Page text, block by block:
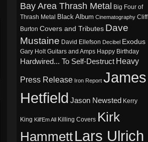
Bay Area Thrash Metal Big Four of
Thrash Metal Black Album Cinematography Cliff
Burton Covers and Tributes Dave
Mustaine David Ellefson Decibel Exodus
Gary Holt Guitars and Amps Happy Birthday
Hardwired... To Self-Destruct Heavy
Press Release Iron Report James
Hetfield Jason Newsted Kerry
King Kill'Em All Killing Covers Kirk
HammettLars Ulrich